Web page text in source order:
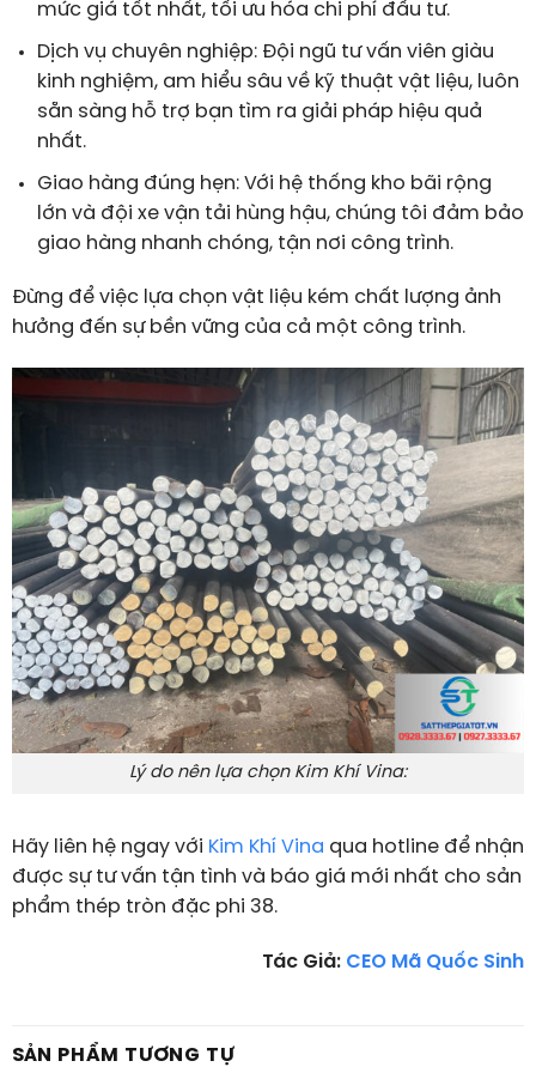
mức giá tốt nhất, tối ưu hóa chi phí đầu tư.
Dịch vụ chuyên nghiệp:Đội ngũ tư vấn viên giàu
kinh nghiệm, am hiểu sâu về kỹ thuật vật liệu, luôn
sẵn sàng hỗ trợ bạn tìm ra giải pháp hiệu quả
nhất.
Giao hàng đúng hẹn:Với hệ thống kho bãi rộng
lớn và đội xe vận tải hùng hậu, chúng tôi đảm bảo
giao hàng nhanh chóng, tận nơi công trình.
Đừng để việc lựa chọn vật liệu kém chất lượng ảnh
hưởng đến sự bền vững của cả một công trình.
Lý do nên lựa chọn Kim Khí Vina:
Hãy liên hệ ngay với Kim Khí Vina qua hotline để nhận
được sự tư vấn tận tình và báo giá mới nhất cho sản
phẩm thép tròn đặc phi 38.
Tác Giả: CEO Mã Quốc Sinh
SẢN PHẨM TƯƠNG TỰ